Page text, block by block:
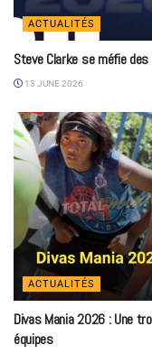
ACTUALITÉS
Steve Clarke se méfie
13 JUNE 2026
ACTUALITÉS
Divas Mania 2026 : Une
équipes